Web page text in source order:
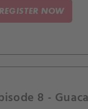
REGISTER NOW
8 -